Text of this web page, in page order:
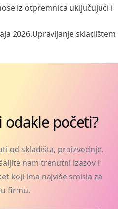
iz otpremnica uključujući i
2026.Posted in
Upravljanje skladištem
početi?
od skladišta, proizvodnje,
nam trenutni izazov i
koji ima najviše smisla za
firmu.